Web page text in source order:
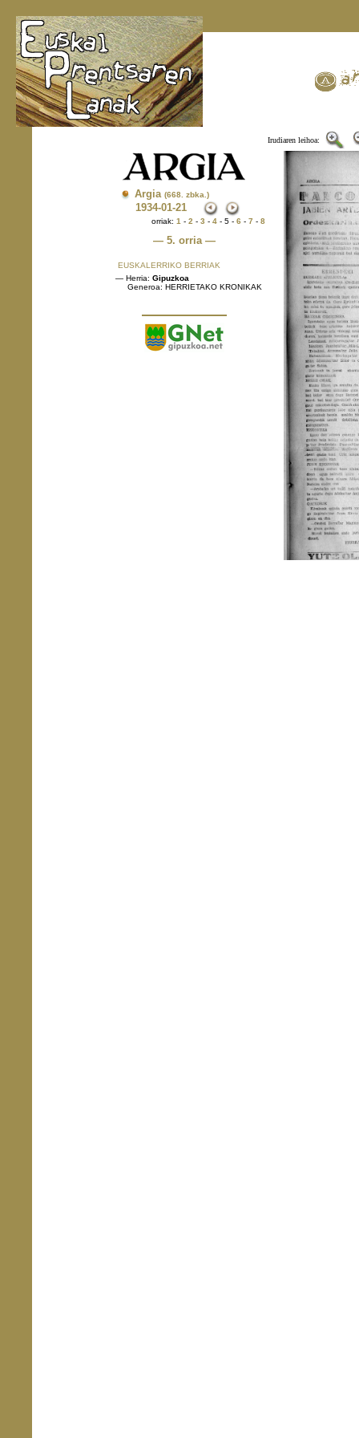
Irudiaren leihoa:
Argia (668. zbka.)
1934-01-21
orriak: 1 - 2 - 3 - 4 - 5 - 6 - 7 - 8
— 5. orria —
EUSKALERRIKO BERRIAK
— Herria: Gipuzkoa
Generoa: HERRIETAKO KRONIKAK